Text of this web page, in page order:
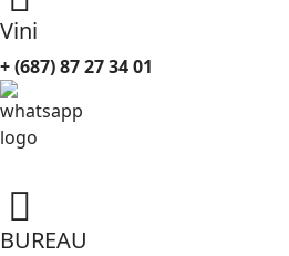
Vini
+ (687) 87 27 34 01
BUREAU